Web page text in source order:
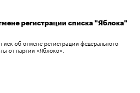
регистрации списка "Яблока"
иск об отмене регистрации федерального
от партии «Яблоко».